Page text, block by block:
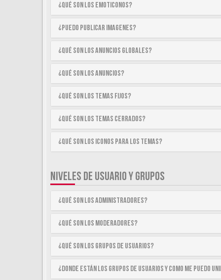
¿Qué son los emoticonos?
¿Puedo publicar imagenes?
¿Qué son los anuncios globales?
¿Qué son los anuncios?
¿Qué son los temas fijos?
¿Qué son los temas cerrados?
¿Qué son los iconos para los temas?
NIVELES DE USUARIO Y GRUPOS
¿Qué son los Administradores?
¿Qué son los Moderadores?
¿Qué son los Grupos de Usuarios?
¿Donde están los Grupos de Usuarios y como me puedo